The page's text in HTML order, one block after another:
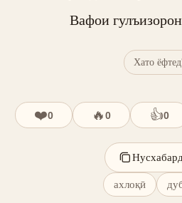
Вафои
Хато
❤️0 🔥0 👍0
ахлоқӣ